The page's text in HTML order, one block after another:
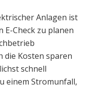
Anlagen ist
E-Check zu planen
die Kosten sparen
schnell
einem Stromunfall,